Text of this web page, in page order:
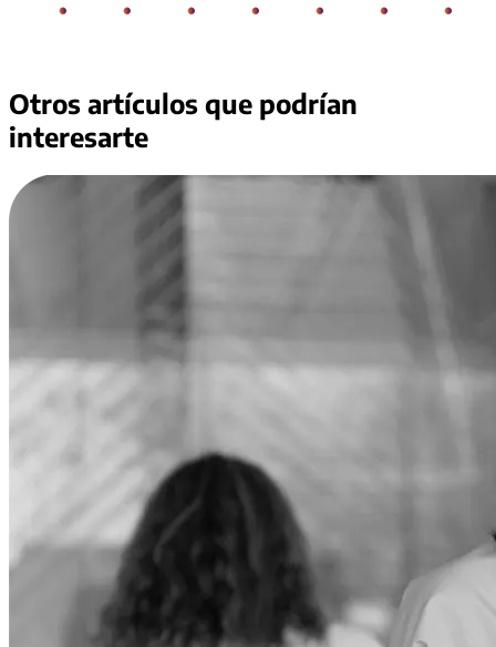
Otros artículos que podrían
interesarte